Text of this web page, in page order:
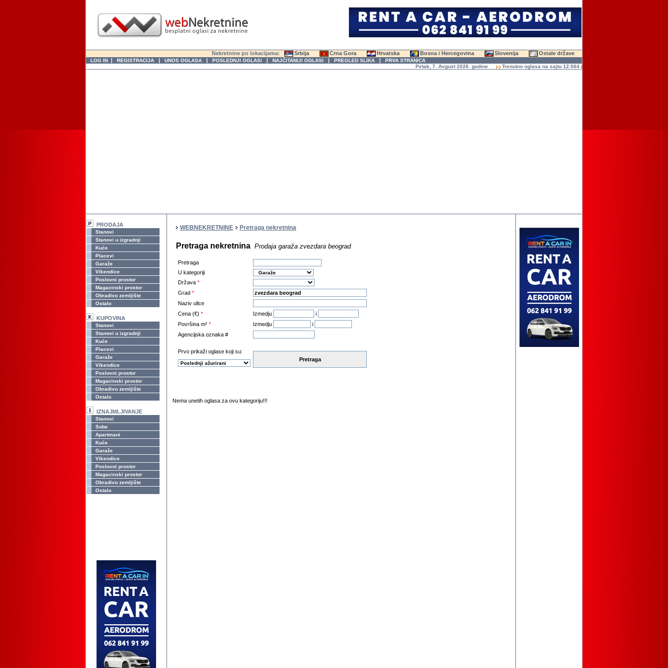
Nekretnine po lokacijama: Srbija Crna Gora Hrvatska Bosna i Hercegovina Slovenija Ostale države
LOG IN | REGISTRACIJA | UNOS OGLASA | POSLEDNJI OGLASI | NAJČITANIJI OGLASI | PREGLED SLIKA | PRVA STRANICA
Petak, 7. Avgust 2026. godine
Trenutno oglasa na sajtu 12.064 (47.627 slika)
PRODAJA
Stanovi
Stanovi u izgradnji
Kuće
Placevi
Garaže
Vikendice
Poslovni prostor
Magacinski prostor
Obradivo zemljište
Ostalo
KUPOVINA
Stanovi
Stanovi u izgradnji
Kuće
Placevi
Garaže
Vikendice
Poslovni prostor
Magacinski prostor
Obradivo zemljište
Ostalo
IZNAJMLJIVANJE
Stanovi
Sobe
Apartmani
Kuće
Garaže
Vikendice
Poslovni prostor
Magacinski prostor
Obradivo zemljište
Ostalo
WEBNEKRETNINE Pretraga nekretnina
Pretraga nekretnina Prodaja garaža zvezdara beograd
Pretraga
U kategoriji
Država *
Grad *
Naziv ulice
Cena (€) * Izmedju
i
Površina m² * Izmedju
i
Agencijska oznaka #
Prvo prikaži oglase koji su:
Pretraga
Nema unetih oglasa za ovu kategoriju!!!